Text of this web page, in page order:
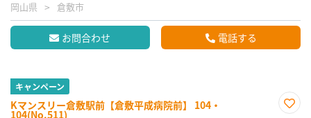
岡山県 倉敷市
お問合わせ 電話する
キャンペーン
Kマンスリー倉敷駅前【倉敷平成病院前】 104・
104(No.511)